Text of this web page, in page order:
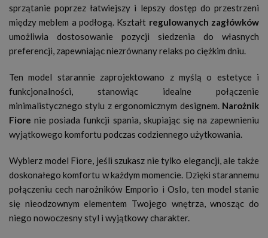
sprzątanie poprzez łatwiejszy i lepszy dostęp do przestrzeni
między meblem a podłogą. Kształt regulowanych zagłówków
umożliwia dostosowanie pozycji siedzenia do własnych
preferencji, zapewniając niezrównany relaks po ciężkim dniu.
Ten model starannie zaprojektowano z myślą o estetyce i
funkcjonalności, stanowiąc idealne połączenie
minimalistycznego stylu z ergonomicznym designem.Narożnik
Fiore nie posiada funkcji spania, skupiając się na zapewnieniu
wyjątkowego komfortu podczas codziennego użytkowania.
Wybierz model Fiore, jeśli szukasz nie tylko elegancji, ale także
doskonałego komfortu w każdym momencie. Dzięki starannemu
połączeniu cech narożników Emporio i Oslo, ten model stanie
się nieodzownym elementem Twojego wnętrza, wnosząc do
niego nowoczesny styl i wyjątkowy charakter.